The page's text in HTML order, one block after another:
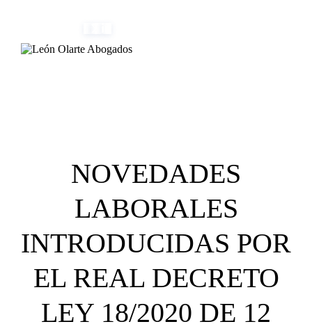
NOVEDADES
LABORALES
INTRODUCIDAS POR
EL REAL DECRETO
LEY 18/2020 DE 12